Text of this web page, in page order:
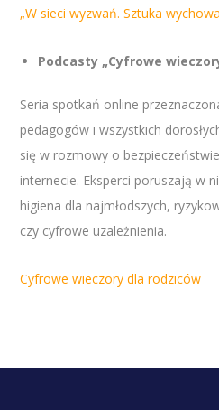
„W sieci wyzwań. Sztuka
Podcasty „Cyfrowe
Seria spotkań online
pedagogów i wszystkich
się w rozmowy o
internecie. Eksperci poruszają w
higiena dla najmłodszych,
czy cyfrowe uzależnienia.
Cyfrowe wieczory dla rodziców